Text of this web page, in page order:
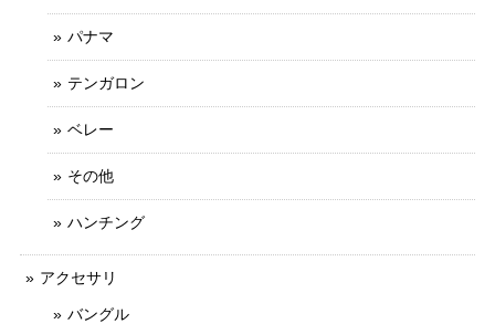
パナマ
テンガロン
ベレー
その他
ハンチング
アクセサリ
バングル